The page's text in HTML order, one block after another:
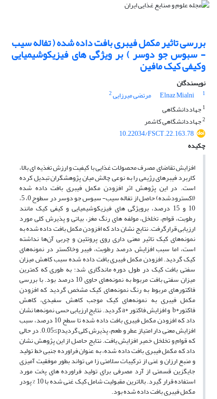
بررسی تاثیر مکمل فیبری بافت داده شده ( تفاله سیب
- سبوس جو دوسر ) بر ویژگی های فیزیکوشیمیایی
وکیفی کیک مافین
نویسندگان
Elnaz Mialni
1 مرتضی میرزایی2
1 جهاددانشگاهی
2جهاددانشگاهی کاشمر
10.22034/FSCT.22.163.78
چکیده
افزایش تقاضای مصرف محصولات غذایی با کیفیت و ارزش تغذیه ای بالا،
کاربرد فیبرهای رژیمی را به نوعی چالش میان پژوهشگران تبدیل کرده
است. در این پژوهش اثر افزودن مکمل فیبری بافت داده شده
(اکسترودشده) حاصل از تفاله سیب- سبوس جو دوسر در سطوح 0، 5،
10 و 15 درصد، برویژگی های فیزیکوشیمیایی و کیفی کیک مانند
رطوبت، قوام، تخلخل، مولفه های رنگ مغز، بیاتی و پذیرش کلی مورد
ارزیابی قرارگرفت. نتایج نشان داد که افزودن مکمل بافت داده شده به
نمونه‌های کیک تاثیر معنی داری روی پروتئین و چربی آن‌ها نداشته
است، اما سبب افزایش درصد رطوبت، فیبر وخاکستر در نمونه‌های
کیک گردید. افزودن مکمل فیبری بافت داده شده سبب کاهش میزان
سفتی بافت کیک در طول دوره ماندگاری شد؛ به طوری که کمترین
میزان سفتی بافت مربوط به نمونه‌های حاوی 10 درصد بود. با بررسی
فاکتورهای مربوط به رنگ نمونه‌های کیک مشخص گردید که افزودن
مکمل فیبری به نمونه‌های کیک موجب کاهش سفیدی، کاهش
فاکتورb*و افزایش فاکتورa*گردید. نتایج ارزیابی حسی نمونه‌ها نشان
داد که افزودن مکمل فیبری بافت داده شده تا سطح 10 درصد، سبب
افزایش معنی دار امتیاز عطر و طعم، پذیرش کلی گردیدp
≤
0.05. در حالی
که قوام و تخلخل خمیر افزایش یافت. نتایج حاصل از این پژوهش نشان
داد که مکمل فیبری بافت داده شده، به عنوان فراورده جنبی خط تولید
و منبع ارزان و غنی از ترکیبات سلامتی زا می تواند بطور موفقیت آمیزی
جایگزین قسمتی از آرد مصرفی برای تولید فراورده های پخت مورد
استفاده قرار گیرد. بالاترین مقبولیت شامل کیک غنی شده با 10 % پودر
مکمل فیبری بافت داده شده بود.